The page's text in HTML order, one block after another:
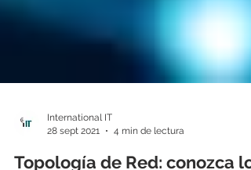
28 sept 2021
4 min de lectura